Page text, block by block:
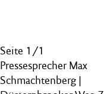
Seite 1/1
Pressesprecher Max
Schmachtenberg |